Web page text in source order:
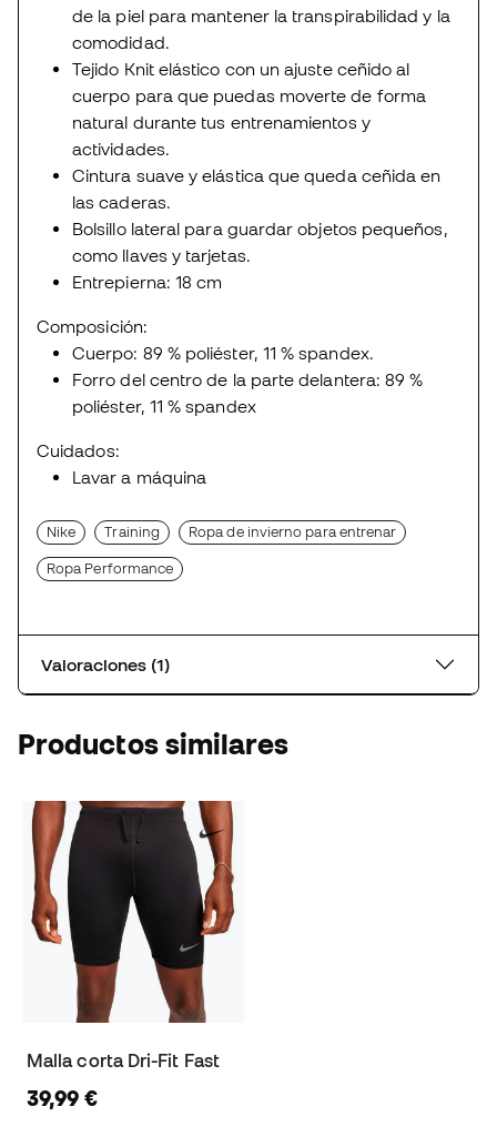
de la piel para mantener la transpirabilidad y la
comodidad.
Tejido Knit elástico con un ajuste ceñido al
cuerpo para que puedas moverte de forma
natural durante tus entrenamientos y
actividades.
Cintura suave y elástica que queda ceñida en
las caderas.
Bolsillo lateral para guardar objetos pequeños,
como llaves y tarjetas.
Entrepierna: 18 cm
Composición:
Cuerpo: 89 % poliéster, 11 % spandex.
Forro del centro de la parte delantera: 89 %
poliéster, 11 % spandex
Cuidados:
Lavar a máquina
Nike Training Ropa de invierno para entrenar
Ropa Performance
Valoraciones (1)
Productos similares
Malla corta Dri-Fit Fast
39,99 €